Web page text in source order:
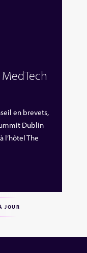
en brevets,
Dublin
l’hôtel The
JOUR